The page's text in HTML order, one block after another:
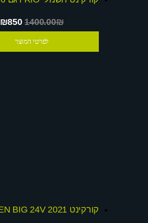
₪8501400.00₪
לפרטי המוצר